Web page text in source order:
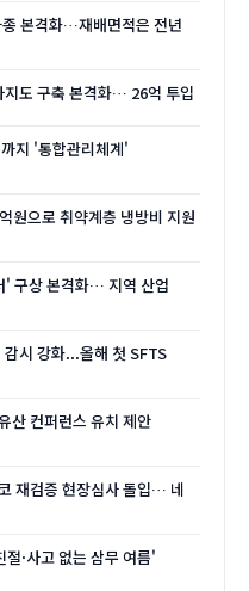
본격화…재배면적은 전년
도 구축 본격화… 26억 투입
지 '통합관리체계'
원으로 취약계층 냉방비 지원
' 구상 본격화… 지역 산업
시 강화...올해 첫 SFTS
산 컨퍼런스 유치 제안
재검증 현장심사 돌입… 네
·사고 없는 삼무 여름'